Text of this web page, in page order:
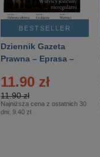
BESTSELLER
Dziennik Gazeta
Prawna – Eprasa –
11.90 zł
11.90 zł
Najniższa cena z ostatnich 30
dni: 9.40 zł